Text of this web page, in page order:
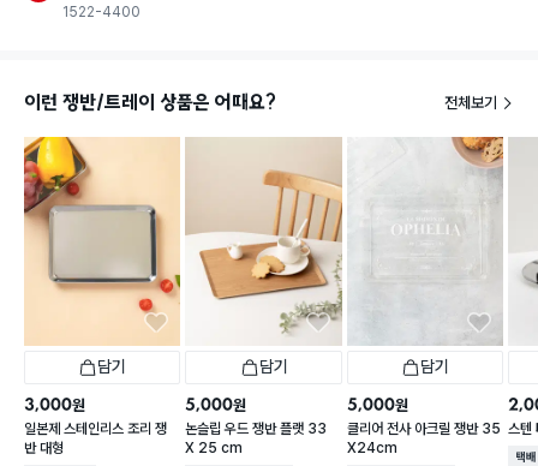
1522-4400
이런 쟁반/트레이 상품은 어때요? 전체보기
담기
3,000원
일본제 스테인리스 조리 쟁
반 대형
담기
5,000원
논슬립 우드 쟁반 플랫 33
X 25 cm
담기
5,000원
클리어 전사 아크릴 쟁반 35
X24cm
스
택배